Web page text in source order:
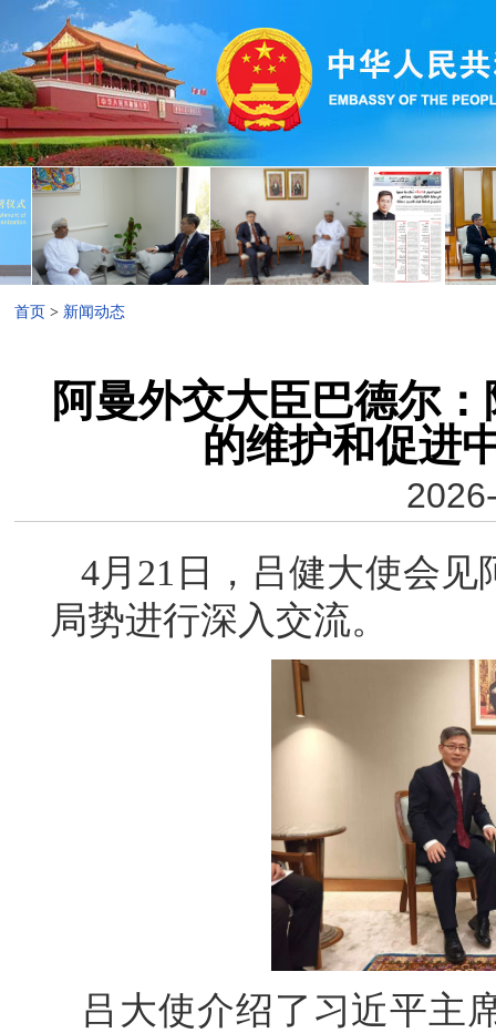
首页 > 新闻动态
阿曼外交大臣巴德尔
的维护和促进
4月21日，吕健大使会
局势进行深入交流。
吕大使介绍了习近平主